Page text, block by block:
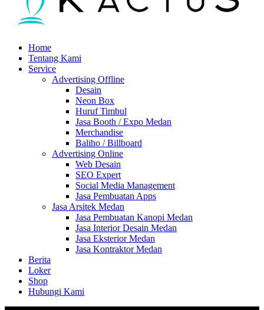
Menu
Home
Tentang Kami
Service
Advertising Offline
Desain
Neon Box
Huruf Timbul
Jasa Booth / Expo Medan
Merchandise
Baliho / Billboard
Advertising Online
Web Desain
SEO Expert
Social Media Management
Jasa Pembuatan Apps
Jasa Arsitek Medan
Jasa Pembuatan Kanopi Medan
Jasa Interior Desain Medan
Jasa Eksterior Medan
Jasa Kontraktor Medan
Berita
Loker
Shop
Hubungi Kami